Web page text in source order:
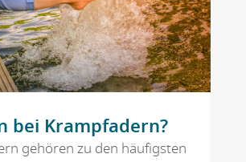
bei Krampfadern?
gehören zu den häufigsten